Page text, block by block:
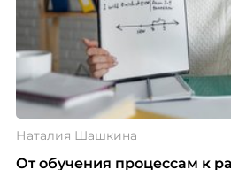
Наталия Шашкина
От обучения процессам к